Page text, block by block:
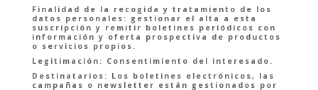
Finalidad de la recogida y tratamiento de los
datos personales : gestionar el alta a esta
suscripción y remitir boletines periódicos con
información y oferta prospectiva de productos
o servicios propios.
Legitimación : Consentimiento del interesado.
Destinatarios: Los boletines electrónicos, las
campañas o newsletter están gestionados por